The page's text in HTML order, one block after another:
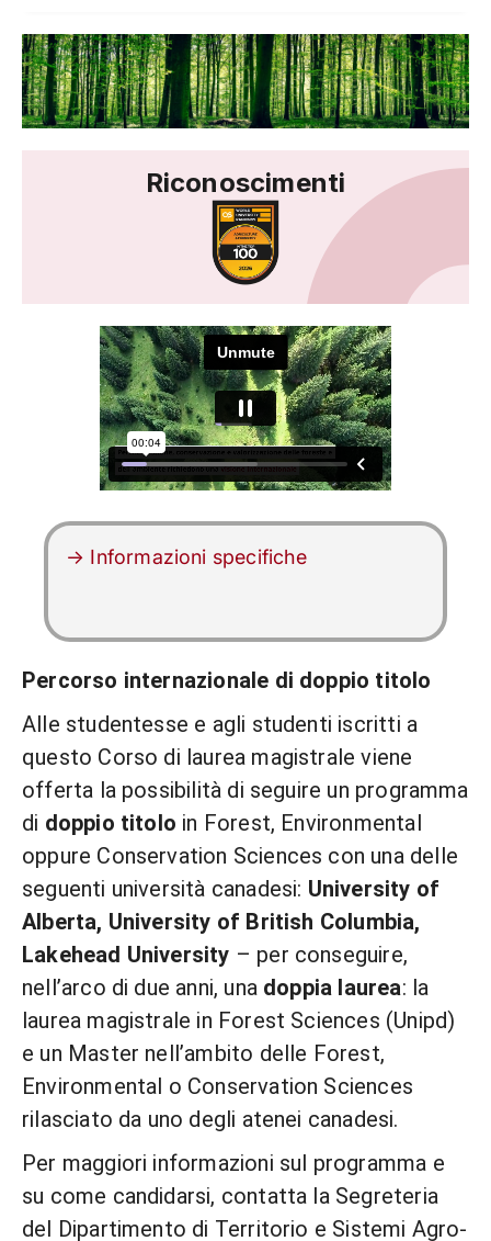
Riconoscimenti
→ Informazioni specifiche
Percorso internazionale di doppio titolo
Alle studentesse e agli studenti iscritti a
questo Corso di laurea magistrale viene
offerta la possibilità di seguire un programma
di doppio titolo in Forest, Environmental
oppure Conservation Sciences con una delle
seguenti università canadesi: University of
Alberta, University of British Columbia,
Lakehead University – per conseguire,
nell’arco di due anni, una doppia laurea: la
laurea magistrale in Forest Sciences (Unipd)
e un Master nell’ambito delle Forest,
Environmental o Conservation Sciences
rilasciato da uno degli atenei canadesi.
Per maggiori informazioni sul programma e
su come candidarsi, contatta la Segreteria
del Dipartimento di Territorio e Sistemi Agro-